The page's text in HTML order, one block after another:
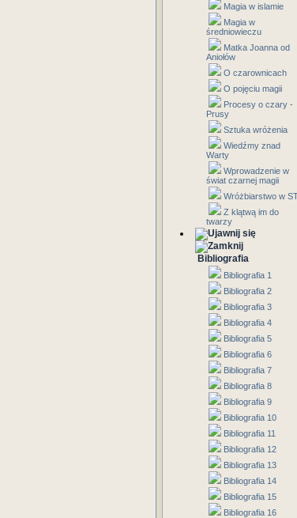
Magia w islamie
Magia w
średniowieczu
Matka Joanna od
Aniołów
O czarownicach
O pojęciu magii
Procesy o czary -
Prusy
Sztuka wróżenia
Wiedźmy znad
Warty
Wprowadzenie w
świat czarnej magii
Wróżbiarstwo w
Z klątwą im do
twarzy
Bibliografia
Bibliografia 1
Bibliografia 2
Bibliografia 3
Bibliografia 4
Bibliografia 5
Bibliografia 6
Bibliografia 7
Bibliografia 8
Bibliografia 9
Bibliografia 10
Bibliografia 11
Bibliografia 12
Bibliografia 13
Bibliografia 14
Bibliografia 15
Bibliografia 16